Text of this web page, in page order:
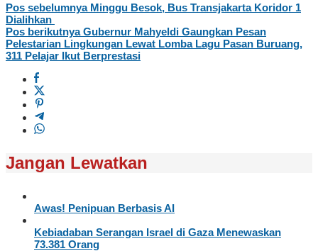
Pos sebelumnyaMinggu Besok, Bus Transjakarta Koridor 1
Dialihkan
Pos berikutnyaGubernur Mahyeldi Gaungkan Pesan
Pelestarian Lingkungan Lewat Lomba Lagu Pasan Buruang,
311 Pelajar Ikut Berprestasi
Jangan Lewatkan
Awas! Penipuan Berbasis AI
Kebiadaban Serangan Israel di Gaza Menewaskan
73.381 Orang